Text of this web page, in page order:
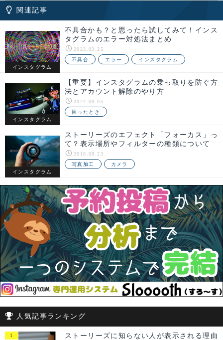
関連記事
インスタグラム
不具合かも？と思ったら試してみて！インス
タグラムのエラー対処法まとめ
2023.03.25
不具合
エラー インスタグラム
インスタグラム
【重要】インスタグラムの乗っ取りを防ぐ方
法とアカウント解除のやり方
2024.08.05
困ったとき
インスタグラム
ストーリーズのエフェクト「フォーカス」っ
て？表示場所やフィルターの種類について
2018.08.23
写真加工
カメラ
人気記事ランキング
ストーリーズに知らない人が表示される理由